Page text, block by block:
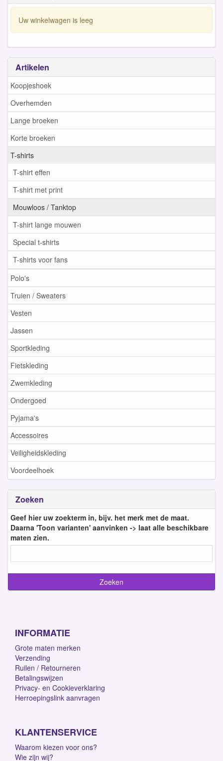
Uw winkelwagen is leeg
Artikelen
Koopjeshoek
Overhemden
Lange broeken
Korte broeken
T-shirts
T-shirt effen
T-shirt met print
Mouwloos / Tanktop
T-shirt lange mouwen
Special t-shirts
T-shirts voor fans
Polo's
Truien / Sweaters
Vesten
Jassen
Sportkleding
Fietskleding
Zwemkleding
Ondergoed
Pyjama's
Accessoires
Veiligheidskleding
Voordeelhoek
Zoeken
Geef hier uw zoekterm in, bijv. het merk met de maat.
Daarna 'Toon varianten' aanvinken -> laat alle beschikbare
maten zien.
INFORMATIE
Grote maten merken
Verzending
Ruilen / Retourneren
Betalingswijzen
Privacy- en Cookieverklaring
Herroepingslink aanvragen
KLANTENSERVICE
Waarom kiezen voor ons?
Wie zijn wij?